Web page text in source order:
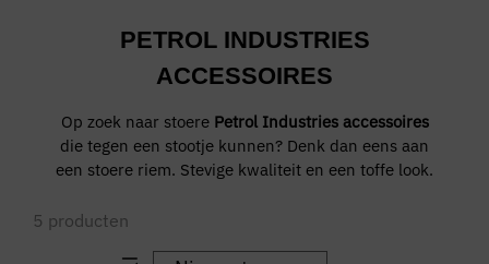
PETROL INDUSTRIES
ACCESSOIRES
Op zoek naar stoerePetrol Industries accessoires
die tegen een stootje kunnen? Denk dan eens aan
een stoere riem. Stevige kwaliteit en een toffe look.
5 producten